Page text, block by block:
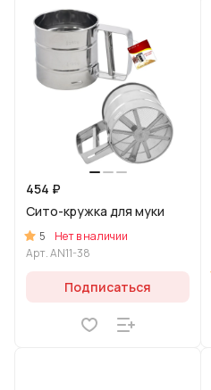
454 ₽
Сито-кружка для муки
5
Нет в наличии
Арт.AN11-38
Подписаться